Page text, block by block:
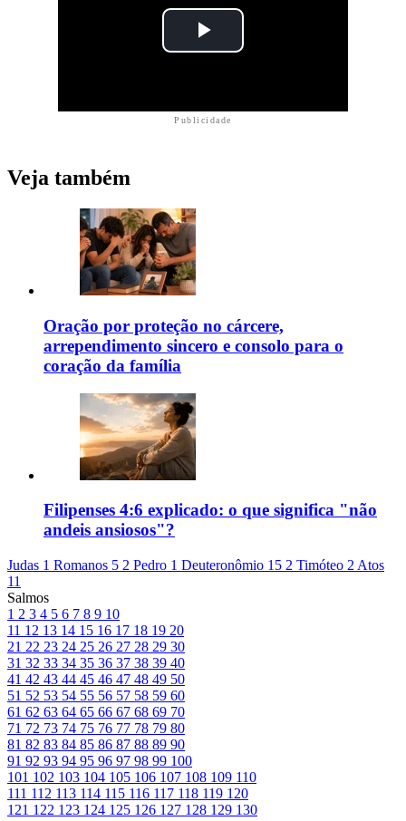
Publicidade
Veja também
Oração por proteção no cárcere,
arrependimento sincero e consolo para o
coração da família
Filipenses 4:6 explicado: o que significa "não
andeis ansiosos"?
Judas 1 Romanos 5 2 Pedro 1 Deuteronômio 15 2 Timóteo 2 Atos
11
Salmos
1 2 3 4 5 6 7 8 9 10
11 12 13 14 15 16 17 18 19 20
21 22 23 24 25 26 27 28 29 30
31 32 33 34 35 36 37 38 39 40
41 42 43 44 45 46 47 48 49 50
51 52 53 54 55 56 57 58 59 60
61 62 63 64 65 66 67 68 69 70
71 72 73 74 75 76 77 78 79 80
81 82 83 84 85 86 87 88 89 90
91 92 93 94 95 96 97 98 99 100
101 102 103 104 105 106 107 108 109 110
111 112 113 114 115 116 117 118 119 120
121 122 123 124 125 126 127 128 129 130